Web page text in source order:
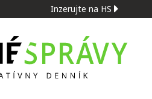
Inzerujte na HS